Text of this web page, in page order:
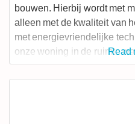
bouwen. Hierbij wordt met
alleen met de kwaliteit van
met energievriendelijke
onze woning in de ruimte
Water: verspillen we geen
regenwater recupereren?
Read